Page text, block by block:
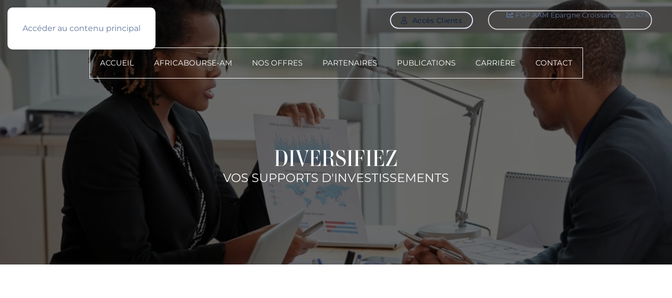
Accéder au contenu principal
Accès Clients
FCP AAM Epargne Croissance : 20,47%
ACCUEIL AFRICABOURSE-AM NOS OFFRES PARTENAIRES PUBLICATIONS CARRIÈRE CONTACT
DIVERSIFIEZ
VOS SUPPORTS D'INVESTISSEMENTS